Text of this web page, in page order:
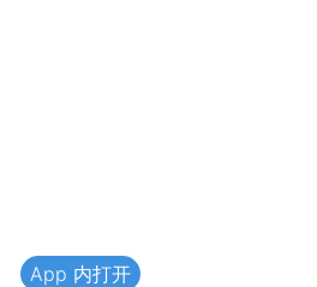
App 内打开